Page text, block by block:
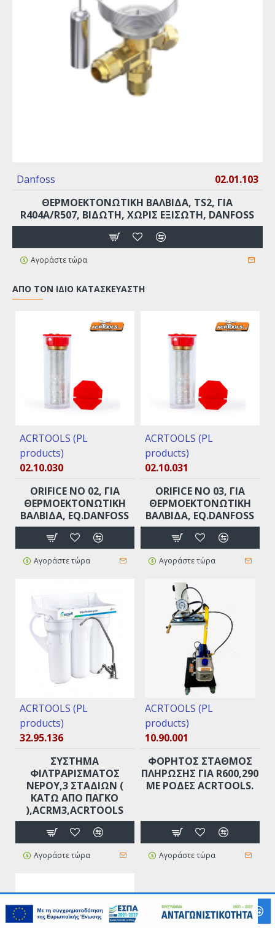
ΚΑΛΆΘΙ
Danfoss
02.01.103
ΘΕΡΜΟΕΚΤΟΝΩΤΙΚΗ ΒΑΛΒΙΔΑ, TS2, ΓΙΑ
R404A/R507, ΒΙΔΩΤΗ, ΧΩΡΙΣ ΕΞΙΣΩΤΗ, DANFOSS
Αγοράστε τώρα
ΑΠΌ ΤΟΝ ΊΔΙΟ ΚΑΤΑΣΚΕΥΑΣΤΉ
ACRTOOLS (PL
products)
02.10.030
ORIFICE ΝO 02, ΓΙΑ
ΘΕΡΜΟΕΚΤΟΝΩΤΙΚΉ
ΒΑΛΒΊΔΑ, EQ.DANFOSS
Αγοράστε τώρα
ACRTOOLS (PL
products)
02.10.031
ORIFICE ΝO 03, ΓΙΑ
ΘΕΡΜΟΕΚΤΟΝΩΤΙΚΉ
ΒΑΛΒΊΔΑ, EQ.DANFOSS
Αγοράστε τώρα
ACRTOOLS (PL
products)
32.95.136
ΣΥΣΤΗΜΑ
ΦΙΛΤΡΑΡΙΣΜΑΤΟΣ
ΝΕΡΟΥ,3 ΣΤΑΔΊΩΝ (
ΚΆΤΩ ΑΠΟ ΠΆΓΚΟ
),ACRM3,ACRTOOLS
Αγοράστε τώρα
ACRTOOLS (PL
products)
10.90.001
ΦΟΡΗΤΟΣ ΣΤΑΘΜΟΣ
ΠΛΗΡΩΣΗΣ ΓΙΑ R600,290
ΜΕ ΡΌΔΕΣ ACRTOOLS.
Αγοράστε τώρα